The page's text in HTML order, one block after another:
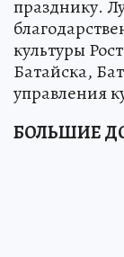
празднику.
культуры
Батайска,
управления
БОЛЬШИЕ